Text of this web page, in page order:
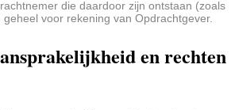
die daardoor zijn ontstaan (zoals
voor rekening van Opdrachtgever.
en rechten